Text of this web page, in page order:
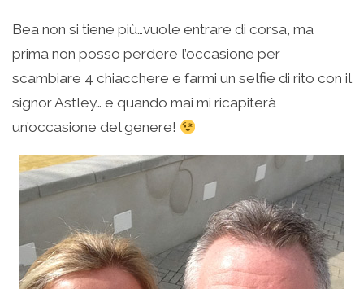
Bea non si tiene più…vuole entrare di corsa, ma
prima non posso perdere l’occasione per
scambiare 4 chiacchere e farmi un selfie di rito con il
signor Astley… e quando mai mi ricapiterà
un’occasione del genere!